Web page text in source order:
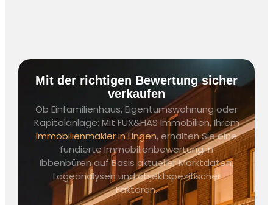
Mit der richtigen Bewertung sicher
verkaufen
Ob Einfamilienhaus, Eigentumswohnung oder
Kapitalanlage: Mit FUX&HAS Immobilien, Ihrem
Immobilienmakler in Lingen, erhalten Sie eine
fundierteImmobilienbewertung in
Ibbenbürenauf Basis aktueller Marktdaten,
Lageanalysen und objektspezifischer
Faktoren.